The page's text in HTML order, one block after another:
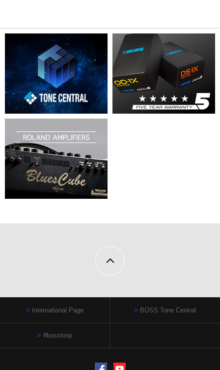
International Page BOSS Tone Central
#bossloop
FacebookYouTube